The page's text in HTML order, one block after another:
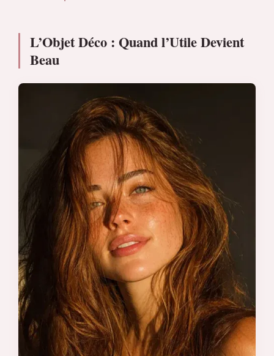
L’Objet Déco : Quand l’Utile Devient
Beau